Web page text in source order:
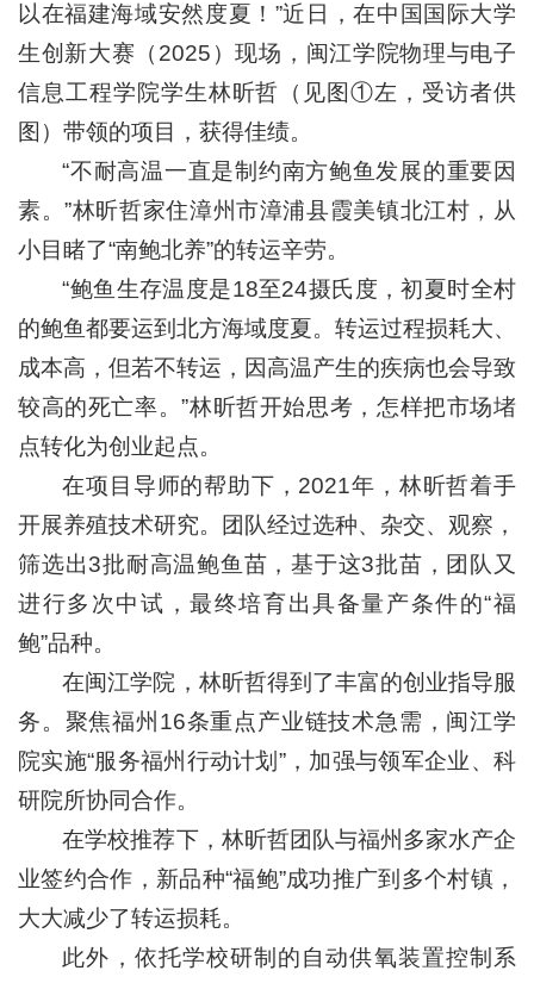
以在福建海域安然度夏！”近日，在中国国际大学
生创新大赛（2025）现场，闽江学院物理与电子
信息工程学院学生林昕哲（见图①左，受访者供
图）带领的项目，获得佳绩。
“不耐高温一直是制约南方鲍鱼发展的重要因
素。”林昕哲家住漳州市漳浦县霞美镇北江村，从
小目睹了“南鲍北养”的转运辛劳。
“鲍鱼生存温度是18至24摄氏度，初夏时全村
的鲍鱼都要运到北方海域度夏。转运过程损耗大、
成本高，但若不转运，因高温产生的疾病也会导致
较高的死亡率。”林昕哲开始思考，怎样把市场堵
点转化为创业起点。
在项目导师的帮助下，2021年，林昕哲着手
开展养殖技术研究。团队经过选种、杂交、观察，
筛选出3批耐高温鲍鱼苗，基于这3批苗，团队又
进行多次中试，最终培育出具备量产条件的“福
鲍”品种。
在闽江学院，林昕哲得到了丰富的创业指导服
务。聚焦福州16条重点产业链技术急需，闽江学
院实施“服务福州行动计划”，加强与领军企业、科
研院所协同合作。
在学校推荐下，林昕哲团队与福州多家水产企
业签约合作，新品种“福鲍”成功推广到多个村镇，
大大减少了转运损耗。
此外，依托学校研制的自动供氧装置控制系